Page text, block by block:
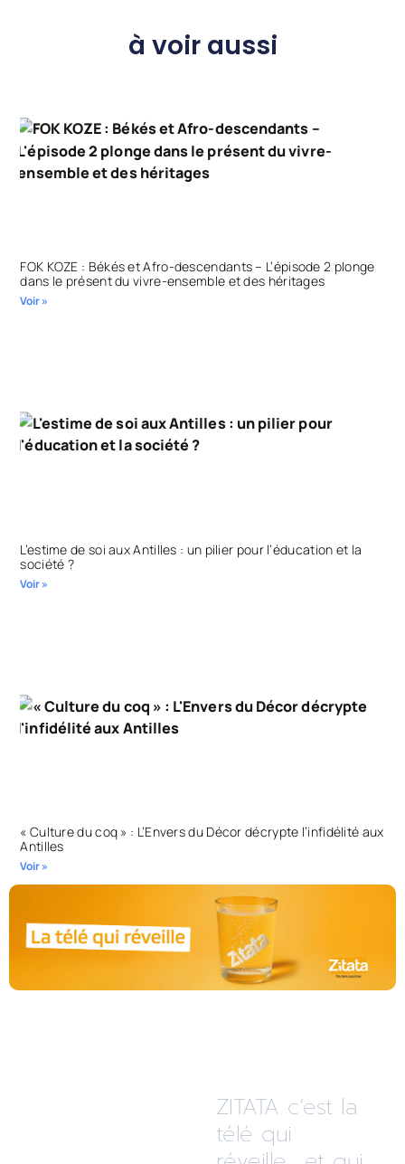
à voir aussi
FOK KOZE : Békés et Afro-descendants – L’épisode 2 plonge
dans le présent du vivre-ensemble et des héritages
Voir »
L’estime de soi aux Antilles : un pilier pour l’éducation et la
société ?
Voir »
« Culture du coq » : L’Envers du Décor décrypte l’infidélité aux
Antilles
Voir »
ZITATA c’est la
télé qui